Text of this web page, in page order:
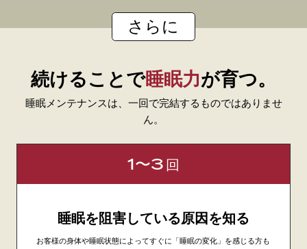
さらに
続けることで睡眠力が育つ。
睡眠メンテナンスは、一回で完結するものではありませ
ん。
1〜3 回
睡眠を阻害している原因を知る
お客様の身体や睡眠状態によってすぐに「睡眠の変化」を感じる方も